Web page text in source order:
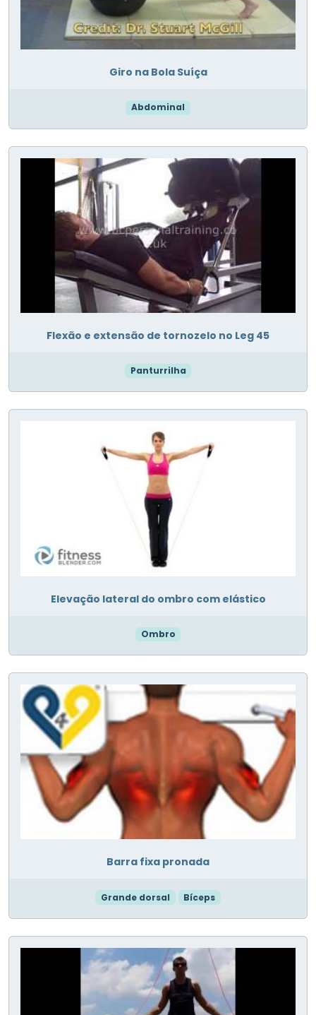
Giro na Bola Suíça
Abdominal
Flexão e extensão de tornozelo no Leg 45
Panturrilha
Elevação lateral do ombro com elástico
Ombro
Barra fixa pronada
Grande dorsal Bíceps